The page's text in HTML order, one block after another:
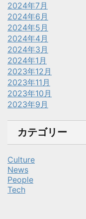
2024年7月
2024年6月
2024年5月
2024年4月
2024年3月
2024年1月
2023年12月
2023年11月
2023年10月
2023年9月
カテゴリー
Culture
News
People
Tech